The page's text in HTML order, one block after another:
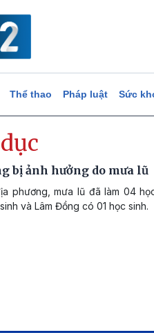
Thể thao Pháp luật Sức
bị ảnh hưởng do mưa lũ
phương, mưa lũ đã làm 04
và Lâm Đồng có 01 học sinh.